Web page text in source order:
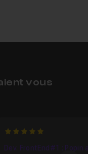
vous
5
Dev. FrontEnd#1 : Popin